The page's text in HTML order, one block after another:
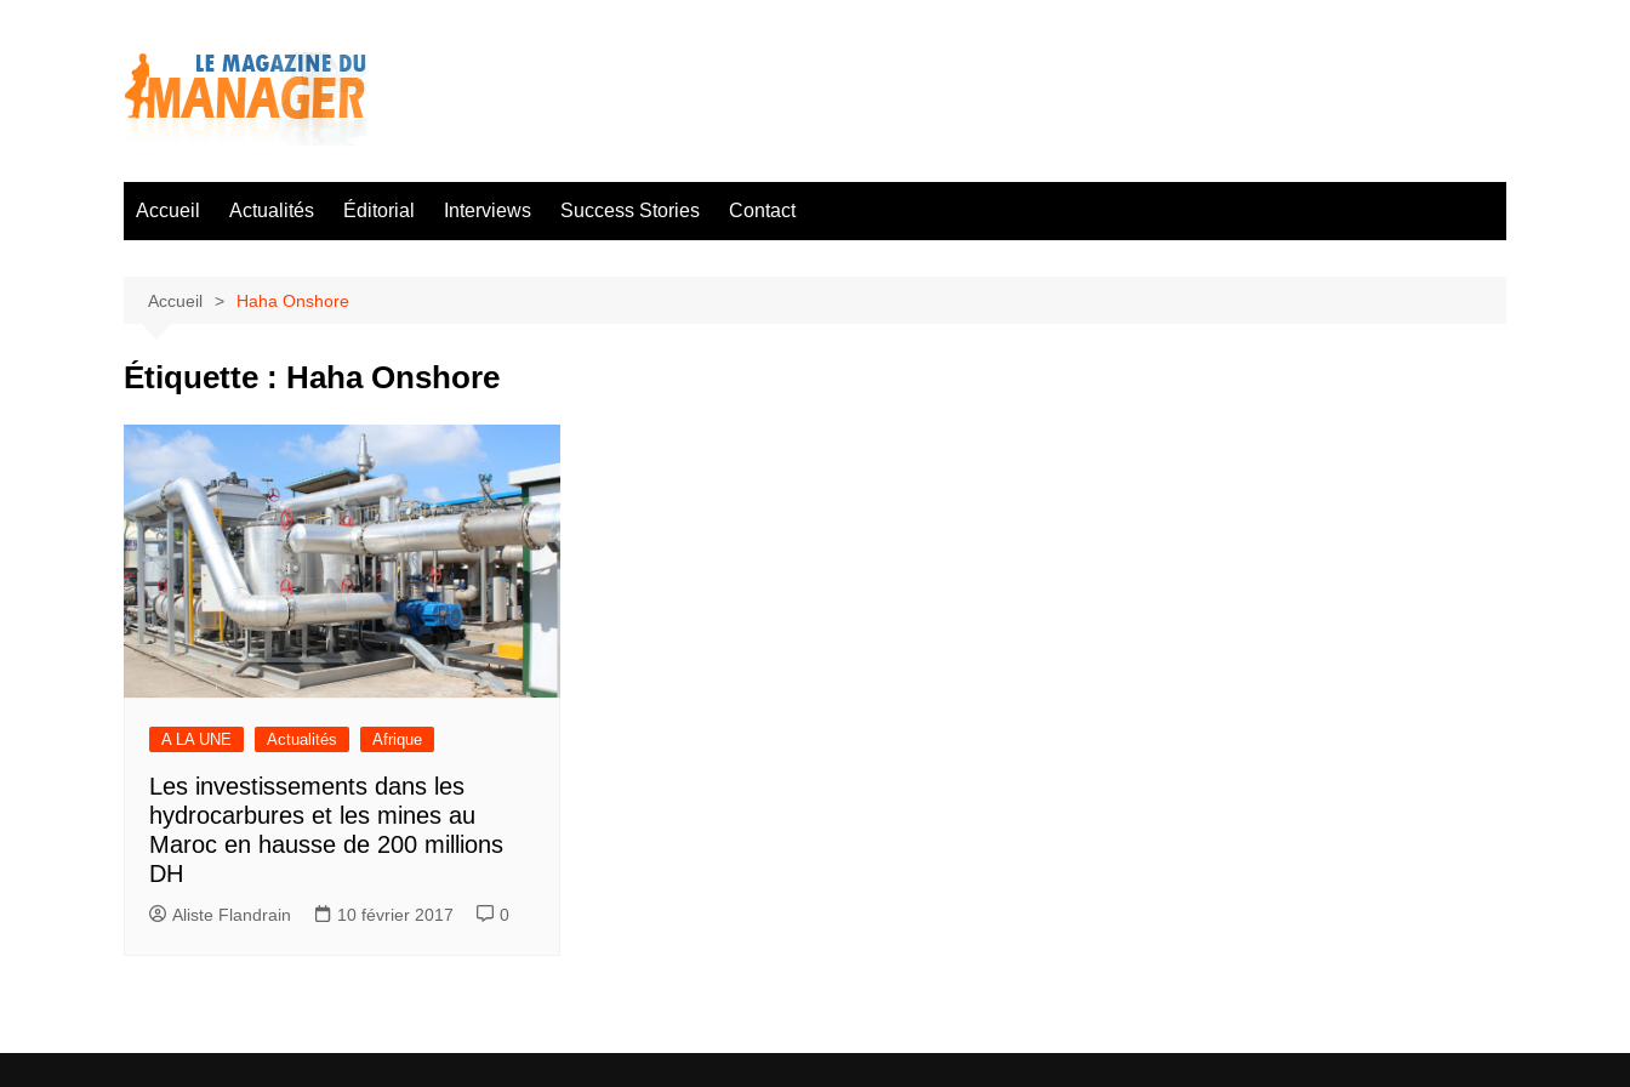
Accueil Actualités Éditorial Interviews Success Stories Contact
Accueil Haha Onshore
Étiquette : Haha Onshore
A LA UNE Actualités Afrique
Les investissements dans les
hydrocarbures et les mines au
Maroc en hausse de 200 millions
DH
Aliste Flandrain 10 février 2017 0